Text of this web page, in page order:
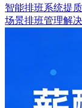
智能排班系统提
场景排班管理解